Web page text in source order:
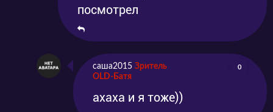
посмотрел
саша2015 Зритель
OLD-Батя
0
ахаха и я тоже))